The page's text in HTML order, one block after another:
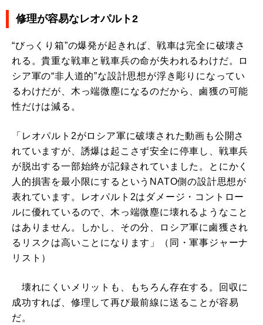
修理が容易なレオパルト2
“びっくり箱”の爆発が起きれば、戦車は完全に破壊さ
れる。貴重な戦車と戦車兵の命が失われるわけだ。ロ
シア軍の“非人道的”な設計思想が浮き彫りになってい
るわけだが、木っ端微塵になるのだから、鹵獲の可能
性だけは減る。
「レオパルト2がロシア軍に破壊された動画も公開さ
れていますが、誘爆は起こさず安全に停車し、戦車兵
が脱出する一部始終が記録されていました。とにかく
人的損害を最小限にするというNATO側の設計思想が
表れています。レオパルト2はダメージ・コントロー
ルに優れているので、木っ端微塵に壊れるようなこと
はありません。しかし、その分、ロシア軍に鹵獲され
るリスクは高いことになります」（同・軍事ジャーナ
リスト）
壊れにくいメリットも、もちろん存在する。回収に
成功すれば、修理して再び最前線に送ることが容易
だ。